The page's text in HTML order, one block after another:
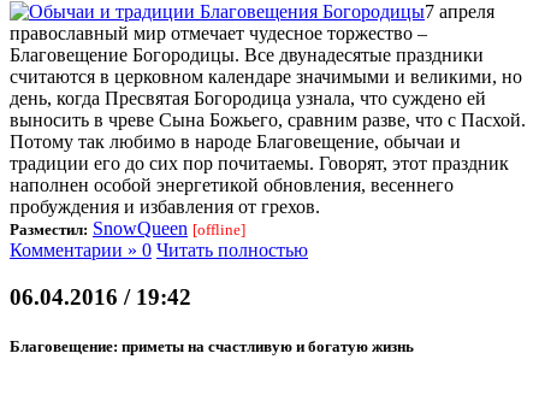
7 апреля
православный мир отмечает чудесное торжество –
Благовещение Богородицы. Все двунадесятые праздники
считаются в церковном календаре значимыми и великими, но
день, когда Пресвятая Богородица узнала, что суждено ей
выносить в чреве Сына Божьего, сравним разве, что с Пасхой.
Потому так любимо в народе Благовещение, обычаи и
традиции его до сих пор почитаемы. Говорят, этот праздник
наполнен особой энергетикой обновления, весеннего
пробуждения и избавления от грехов.
Разместил: SnowQueen [offline]
Комментарии » 0 Читать полностью
06.04.2016 / 19:42
Благовещение: приметы на счастливую и богатую жизнь